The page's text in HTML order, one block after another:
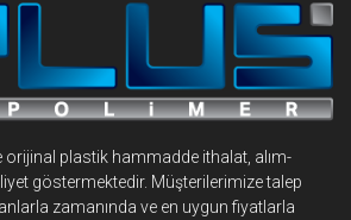
plastik hammadde ithalat, alım-
göstermektedir. Müşterilerimize talep
zamanında ve en uygun fiyatlarla